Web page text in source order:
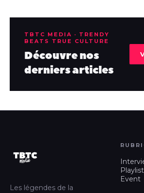
TBTC MEDIA · TRENDY
BEATS TRUE CULTURE
Découvre nos
derniers articles
Les légendes de la
Playlist
Event